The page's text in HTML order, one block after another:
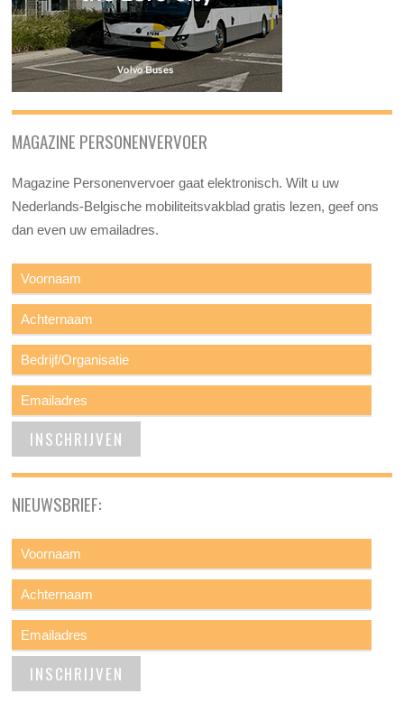
MAGAZINE PERSONENVERVOER
Magazine Personenvervoer gaat elektronisch. Wilt u uw
Nederlands-Belgische mobiliteitsvakblad gratis lezen, geef ons
dan even uw emailadres.
NIEUWSBRIEF: